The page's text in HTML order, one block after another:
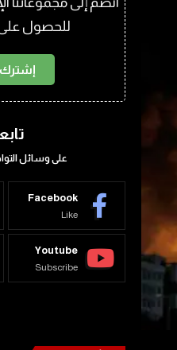
للحصول على
إشترك
على وسائل
Facebook
Like
Youtube
Subscribe